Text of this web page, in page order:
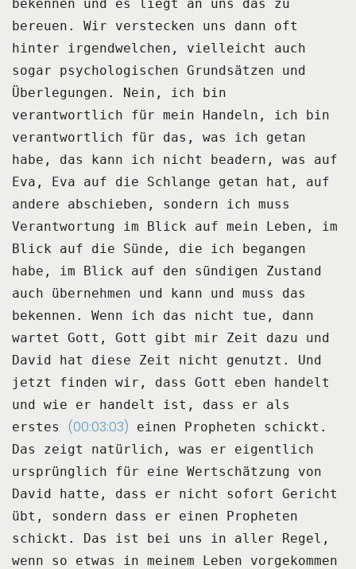
bekennen und es liegt an uns das zu
bereuen.
Wir verstecken uns dann oft
hinter irgendwelchen, vielleicht auch
sogar psychologischen Grundsätzen
und
Überlegungen.
Nein, ich bin
verantwortlich für mein Handeln, ich bin
verantwortlich für das, was ich getan
habe, das kann ich nicht beadern, was auf
Eva, Eva auf die Schlange getan hat, auf
andere
abschieben, sondern ich muss
Verantwortung im Blick auf mein Leben, im
Blick auf die
Sünde, die ich begangen
habe, im Blick auf den sündigen Zustand
auch übernehmen und
kann und muss das
bekennen.
Wenn ich das nicht tue, dann
wartet Gott, Gott gibt mir Zeit dazu und
David hat diese
Zeit nicht genutzt.
Und
jetzt finden wir, dass Gott eben handelt
und wie er handelt ist, dass er als
erstes
(00:03:03)
einen Propheten schickt.
Das zeigt natürlich, was er eigentlich
ursprünglich für eine Wertschätzung von
David hatte, dass
er nicht sofort Gericht
übt, sondern dass er einen Propheten
schickt.
Das ist bei uns in aller Regel,
wenn so etwas in meinem Leben vorgekommen